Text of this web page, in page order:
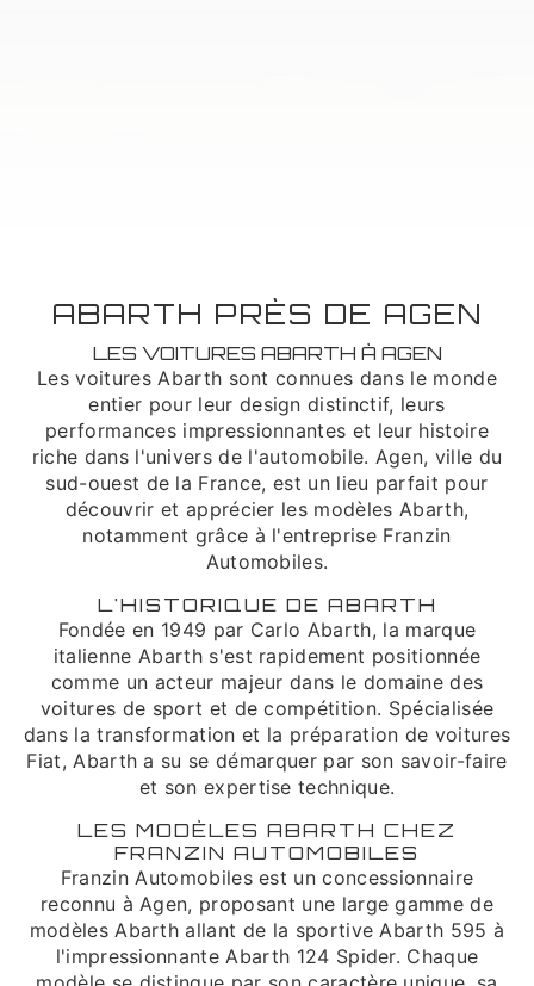
ABARTH PRÈS DE AGEN
LES VOITURES ABARTH À AGEN
Les voitures Abarth sont connues dans le monde
entier pour leur design distinctif, leurs
performances impressionnantes et leur histoire
riche dans l'univers de l'automobile. Agen, ville du
sud-ouest de la France, est un lieu parfait pour
découvrir et apprécier les modèles Abarth,
notamment grâce à l'entreprise Franzin
Automobiles.
L'HISTORIQUE DE ABARTH
Fondée en 1949 par Carlo Abarth, la marque
italienne Abarth s'est rapidement positionnée
comme un acteur majeur dans le domaine des
voitures de sport et de compétition. Spécialisée
dans la transformation et la préparation de voitures
Fiat, Abarth a su se démarquer par son savoir-faire
et son expertise technique.
LES MODÈLES ABARTH CHEZ
FRANZIN AUTOMOBILES
Franzin Automobiles est un concessionnaire
reconnu à Agen, proposant une large gamme de
modèles Abarth allant de la sportive Abarth 595 à
l'impressionnante Abarth 124 Spider. Chaque